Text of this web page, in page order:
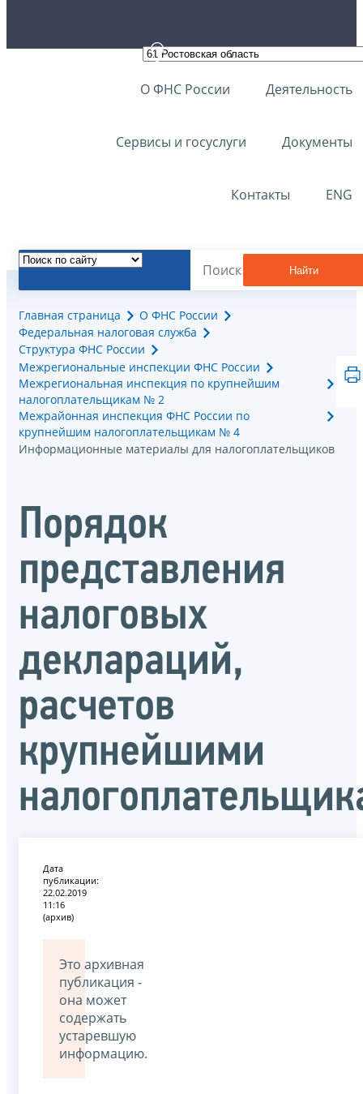
О ФНС России Деятельность
Сервисы и госуслуги Документы
Контакты ENG
Найти
Главная страница
О ФНС России
Федеральная налоговая служба
Структура ФНС России
Межрегиональные инспекции ФНС России
Межрегиональная инспекция по крупнейшим
налогоплательщикам № 2
Межрайонная инспекция ФНС России по
крупнейшим налогоплательщикам № 4
Информационные материалы для налогоплательщиков
Порядок
представления
налоговых
деклараций,
расчетов
крупнейшими
Дата
публикации:
22.02.2019
11:16
(архив)
Это архивная
публикация -
она может
содержать
устаревшую
информацию.